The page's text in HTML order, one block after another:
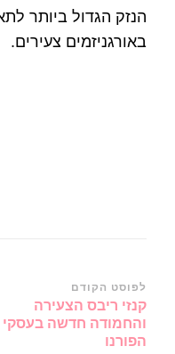
הנזק הגדול ביותר
באורגניזמים צעירים.
ניווט
ברשומות
לפוסט הקודם
קנזי ריבס הצעירה
והחמודה חדשה בעסקי
הפורנו